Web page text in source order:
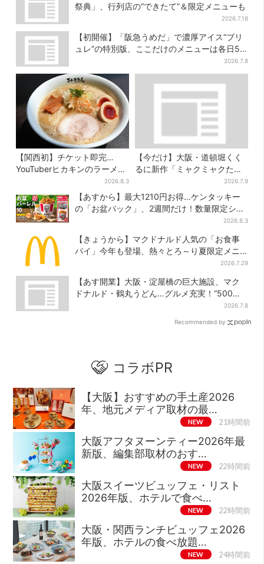
祭典」、行列店の“できたて”＆限定メニューも
2026.7.18
【初開催】「阪急うめだ」で濃厚アイス“ブリ
ュレ”の特別版、ここだけのメニューは各日50
2026.7.8
【関西初】チケット即完…
YouTuberヒカキンのラーメン
店「みそきん」が大阪上陸！
「待ってました」と話題
2026.8.3
【今だけ】大阪・道頓堀くく
るに新作「ミャクミャクたこ
焼」登場！関西の8店舗限定で
2026.7.9
【あすから】最大1210円お得…ケンタッキー
の「お盆パック」、2週間だけ！数量限定シー
2026.8.3
【きょうから】マクドナルド人気の「お食事
パイ」今年も登場、熱々とろ～り夏限定メニ
2026.7.29
【あす開業】大阪・淀屋橋の巨大施設、マク
ドナルド・鶴丸うどん…グルメ充実！“500円
2026.7.8
Recommended by
コラボPR
【大阪】おすすめの手土産2026
年、地元メディア取材の最…
NEW 21時間前
大阪アフタヌーンティー2026年最
新版、編集部取材のおす…
NEW 22時間前
大阪スイーツビュッフェ・リスト
2026年版、ホテルで食べ…
NEW 22時間前
大阪・関西ランチビュッフェ2026
年版、ホテルの食べ放題…
NEW 24時間前